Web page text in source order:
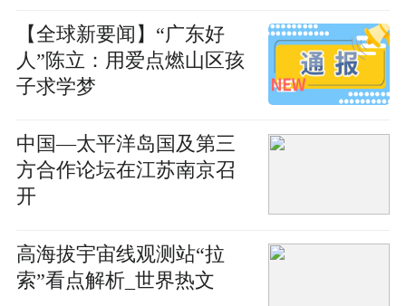
【全球新要闻】“广东好
人”陈立：用爱点燃山区孩
子求学梦
中国—太平洋岛国及第三
方合作论坛在江苏南京召
开
高海拔宇宙线观测站“拉
索”看点解析_世界热文